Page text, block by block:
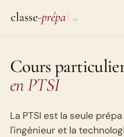
contenu
Cours
en PTSI
La PTSI est la seule
l'ingénieur et la